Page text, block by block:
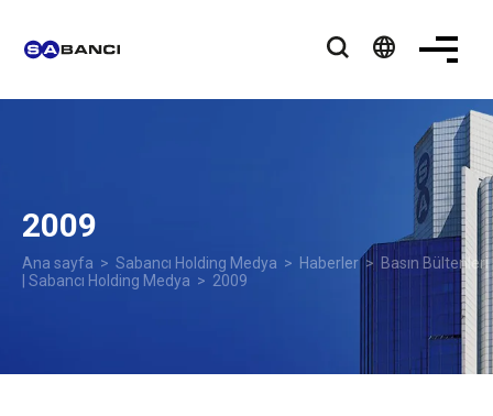
language
2009
Ana sayfa > Sabancı Holding Medya > Haberler> Basın Bültenleri
| Sabancı Holding Medya > 2009